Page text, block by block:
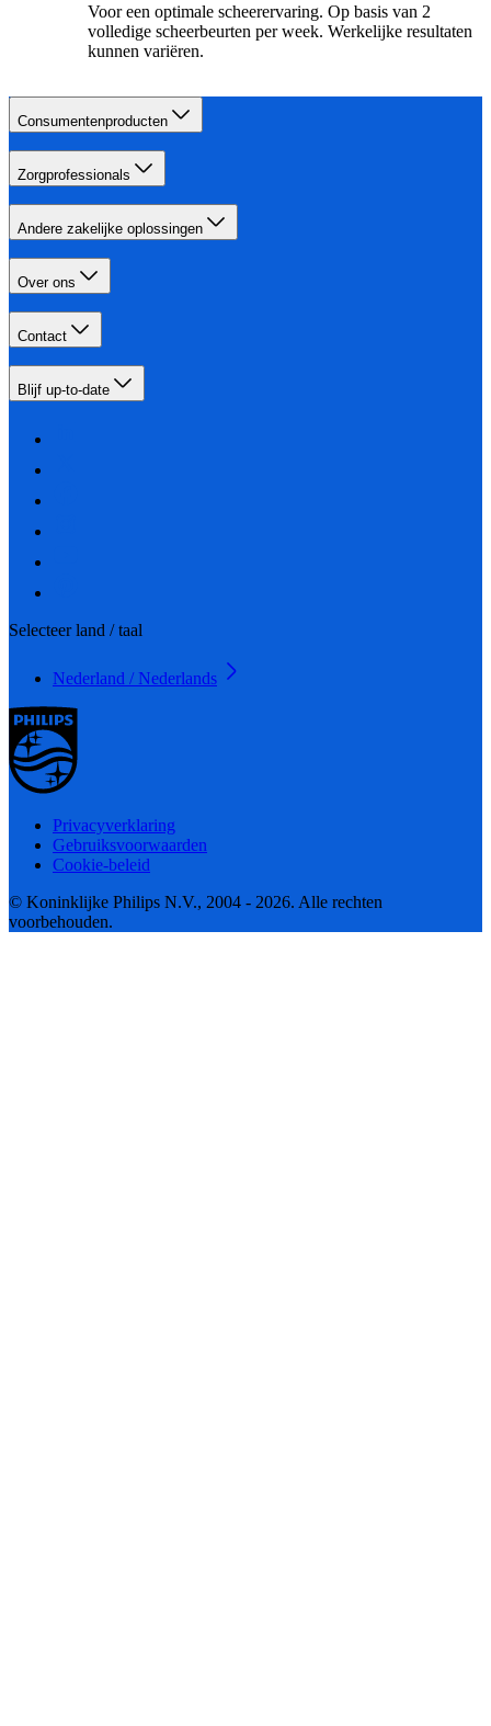
Voor een optimale scheerervaring. Op basis van 2
volledige scheerbeurten per week. Werkelijke resultaten
kunnen variëren.
Consumentenproducten
Zorgprofessionals
Andere zakelijke oplossingen
Over ons
Contact
Blijf up-to-date
Selecteer land / taal
Nederland / Nederlands
Privacyverklaring
Gebruiksvoorwaarden
Cookie-beleid
© Koninklijke Philips N.V., 2004 - 2026. Alle rechten
voorbehouden.